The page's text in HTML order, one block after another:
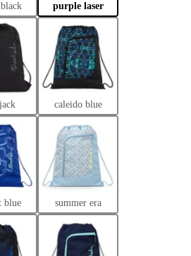
purple laser
caleido blue
blue summer era